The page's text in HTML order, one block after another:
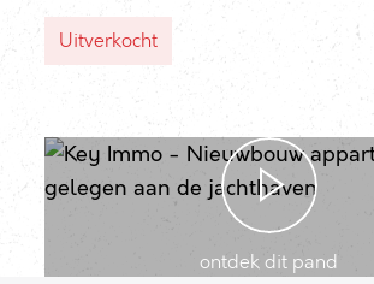
Uitverkocht
ontdek dit pand